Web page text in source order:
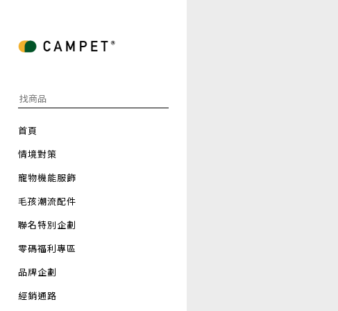
首頁
情境對策
寵物機能服飾
毛孩潮流配件
聯名特別企劃
零碼福利專區
品牌企劃
經銷通路